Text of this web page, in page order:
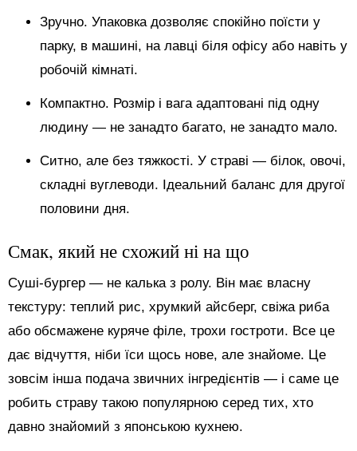
Зручно. Упаковка дозволяє спокійно поїсти у
парку, в машині, на лавці біля офісу або навіть у
робочій кімнаті.
Компактно. Розмір і вага адаптовані під одну
людину — не занадто багато, не занадто мало.
Ситно, але без тяжкості. У страві — білок, овочі,
складні вуглеводи. Ідеальний баланс для другої
половини дня.
Смак, який не схожий ні на що
Суші-бургер — не калька з ролу. Він має власну
текстуру: теплий рис, хрумкий айсберг, свіжа риба
або обсмажене куряче філе, трохи гостроти. Все це
дає відчуття, ніби їси щось нове, але знайоме. Це
зовсім інша подача звичних інгредієнтів — і саме це
робить страву такою популярною серед тих, хто
давно знайомий з японською кухнею.